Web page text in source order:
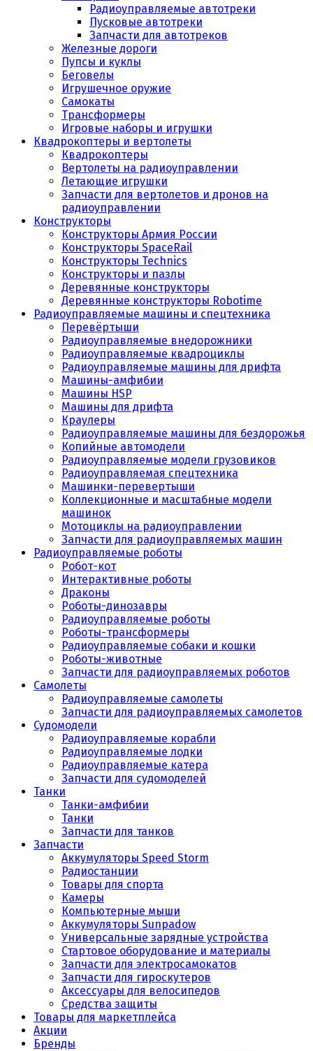
Радиоуправляемые автотреки
Пусковые автотреки
Запчасти для автотреков
Железные дороги
Пупсы и куклы
Беговелы
Игрушечное оружие
Самокаты
Трансформеры
Игровые наборы и игрушки
Квадрокоптеры и вертолеты
Квадрокоптеры
Вертолеты на радиоуправлении
Летающие игрушки
Запчасти для вертолетов и дронов на
радиоуправлении
Конструкторы
Конструкторы Армия России
Конструкторы SpaceRail
Конструкторы Technics
Конструкторы и пазлы
Деревянные конструкторы
Деревянные конструкторы Robotime
Радиоуправляемые машины и спецтехника
Перевёртыши
Радиоуправляемые внедорожники
Радиоуправляемые квадроциклы
Радиоуправляемые машины для дрифта
Машины-амфибии
Машины HSP
Машины для дрифта
Краулеры
Радиоуправляемые машины для бездорожья
Копийные автомодели
Радиоуправляемые модели грузовиков
Радиоуправляемая спецтехника
Машинки-перевертыши
Коллекционные и масштабные модели
машинок
Мотоциклы на радиоуправлении
Запчасти для радиоуправляемых машин
Радиоуправляемые роботы
Робот-кот
Интерактивные роботы
Драконы
Роботы-динозавры
Радиоуправляемые роботы
Роботы-трансформеры
Радиоуправляемые собаки и кошки
Роботы-животные
Запчасти для радиоуправляемых роботов
Самолеты
Радиоуправляемые самолеты
Запчасти для радиоуправляемых самолетов
Судомодели
Радиоуправляемые корабли
Радиоуправляемые лодки
Радиоуправляемые катера
Запчасти для судомоделей
Танки
Танки-амфибии
Танки
Запчасти для танков
Запчасти
Аккумуляторы Speed Storm
Радиостанции
Товары для спорта
Камеры
Компьютерные мыши
Аккумуляторы Sunpadow
Универсальные зарядные устройства
Стартовое оборудование и материалы
Запчасти для электросамокатов
Запчасти для гироскутеров
Аксессуары для велосипедов
Средства защиты
Товары для маркетплейса
Акции
Бренды